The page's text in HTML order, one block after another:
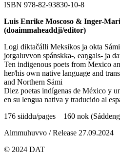
ISBN 978-82-93830-10-8
Luis Enrike Moscoso & Inger-
(doaimmaheaddji/editor)
Logi diktačálli Meksikos ja okta
jorgaluvvon spánskka-, eaŋgals- ja
Ten indigenous poets from Mexico
her/his own native language and
and Northern Sámi
Diez poetas indígenas de México y
en su lengua nativa y traducido al
176 siiddu/pages 160 nok
Almmuhuvvo / Release 27.09.2024
© 2024 DAT